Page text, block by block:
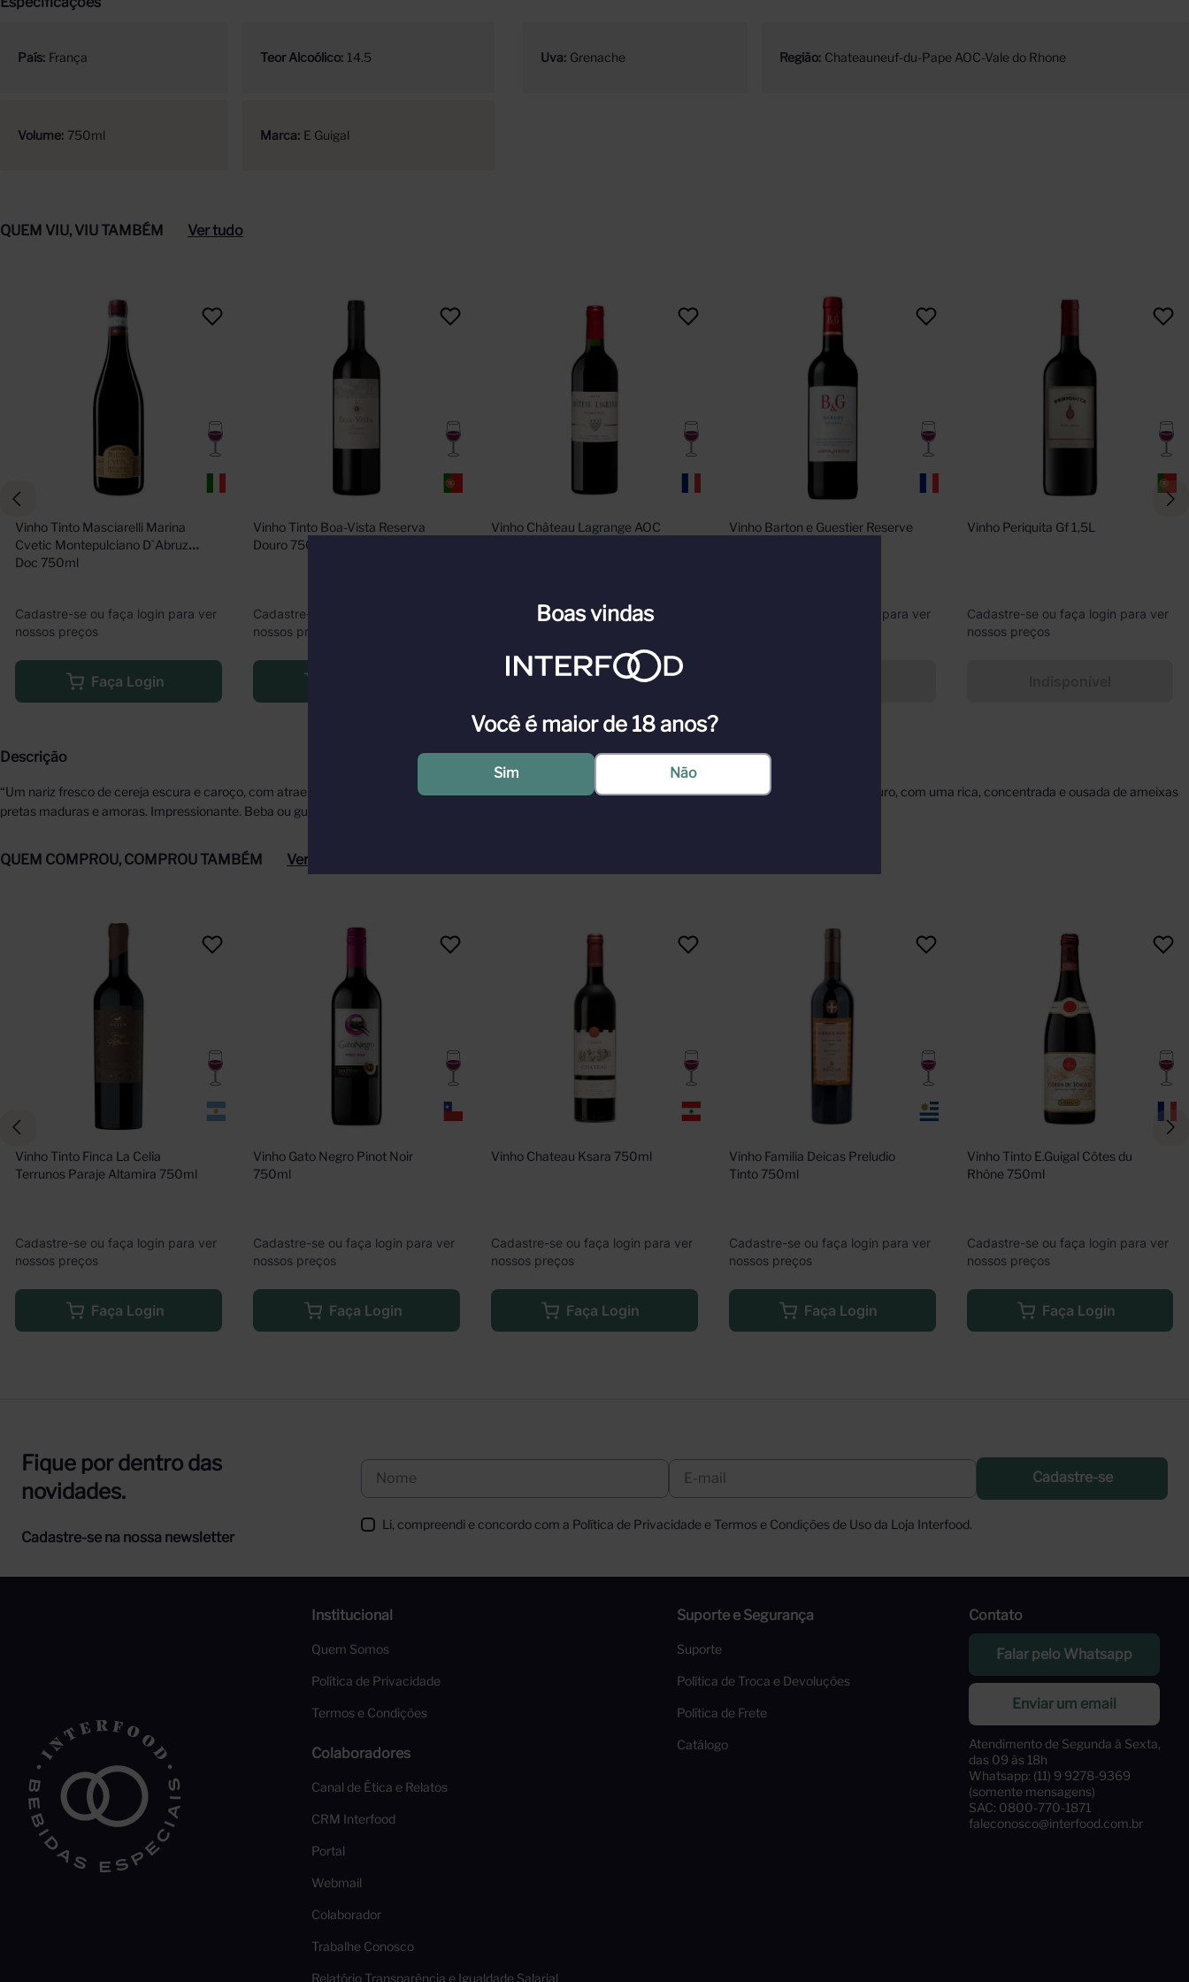
País França Teor Alcoólico 14.5 Uva Grenache Região Chateauneuf-du-Pape AOC-Vale do Rhone
Volume 750ml Marca E Guigal
QUEM VIU, VIU TAMBÉM Ver tudo
Vinho Tinto Masciarelli Marina
Cvetic Montepulciano D`Abruzzo
Doc 750ml
Cadastre-se ou faça login para ver
nossos preços
Faça Login
Vinho Tinto Boa-Vista Reserva
Douro 750ml
Cadastre-se ou faça login para ver
nossos preços
Vinho Château Lagrange AOC
Cadastre-se ou faça login para ver
Indisponível
Vinho Barton e Guestier Reserve
Cadastre-se ou faça login para ver
Vinho Periquita Gf 1,5L
Cadastre-se ou faça login para ver
nossos preços
Descrição
“Um nariz fresco de cereja escura e caroço, com atraentes aromas de frutas frescas. Na boca é muito suculento, bastante granulado e profundamente maduro, com uma rica, concentrada e ousada de ameixas
pretas maduras e amoras. Impressionante. Beba ou guarde.” James Suckling.
QUEM COMPROU, COMPROU TAMBÉM Ver tudo
Vinho Tinto Finca La Celia
Terrunos Paraje Altamira 750ml
Cadastre-se ou faça login para ver
nossos preços
Faça Login
Vinho Gato Negro Pinot Noir
750ml
Cadastre-se ou faça login para ver
nossos preços
Faça Login
Vinho Chateau Ksara 750ml
Cadastre-se ou faça login para ver
nossos preços
Faça Login
Vinho Familia Deicas Preludio
Tinto 750ml
Cadastre-se ou faça login para ver
nossos preços
Faça Login
Vinho Tinto E.Guigal Côtes du
Rhône 750ml
Cadastre-se ou faça login para ver
nossos preços
Faça Login
Fique por dentro das
novidades.
Cadastre-se na nossa newsletter
Cadastre-se
Li, compreendi e concordo com a Política de Privacidade e Termos e Condições de Uso da Loja Interfood.
Institucional
Quem Somos
Política de Privacidade
Termos e Condições
Colaboradores
Canal de Ética e Relatos
CRM Interfood
Portal
Webmail
Colaborador
Trabalhe Conosco
Relatório Transparência e Igualdade Salarial
Suporte e Segurança
Suporte
Política de Troca e Devoluções
Política de Frete
Catálogo
Contato
Falar pelo Whatsapp
Enviar um email
Atendimento de Segunda à Sexta,
das 09 às 18h
Whatsapp: (11) 9 9278-9369
(somente mensagens)
SAC: 0800-770-1871
faleconosco@interfood.com.br
Boas vindas
Você é maior de 18 anos?
Sim Não